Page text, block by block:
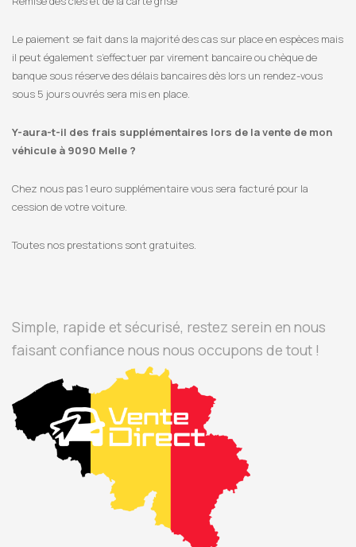
Le paiement se fait dans la majorité des cas sur place en espèces mais
il peut également s’effectuer par virement bancaire ou chèque de
banque sous réserve des délais bancaires dès lors un rendez-vous
sous 5 jours ouvrés sera mis en place.
Y-aura-t-il des frais supplémentaires lors de la vente de mon
véhicule à 9090 Melle ?
Chez nous pas 1 euro supplémentaire vous sera facturé pour la
cession de votre voiture.
Toutes nos prestations sont gratuites.
Simple, rapide et sécurisé, restez serein en nous
faisant confiance nous nous occupons de tout !